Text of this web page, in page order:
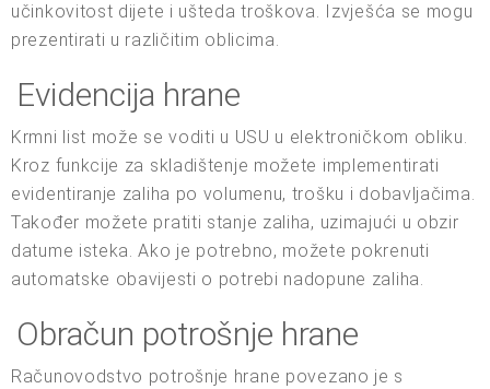
učinkovitost dijete i ušteda troškova. Izvješća se mogu
prezentirati u različitim oblicima.
Evidencija hrane
Krmni list može se voditi u USU u elektroničkom obliku.
Kroz funkcije za skladištenje možete implementirati
evidentiranje zaliha po volumenu, trošku i dobavljačima.
Također možete pratiti stanje zaliha, uzimajući u obzir
datume isteka. Ako je potrebno, možete pokrenuti
automatske obavijesti o potrebi nadopune zaliha.
Obračun potrošnje hrane
Računovodstvo potrošnje hrane povezano je s